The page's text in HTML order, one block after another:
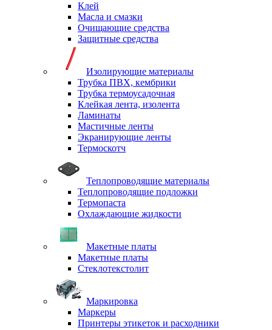
Клей
Масла и смазки
Очищающие средства
Защитные средства
Изолирующие материалы
Трубка ПВХ, кембрики
Трубка термоусадочная
Клейкая лента, изолента
Ламинаты
Мастичные ленты
Экранирующие ленты
Термоскотч
Теплопроводящие материалы
Теплопроводящие подложки
Термопаста
Охлаждающие жидкости
Макетные платы
Макетные платы
Стеклотекстолит
Маркировка
Маркеры
Принтеры этикеток и расходники